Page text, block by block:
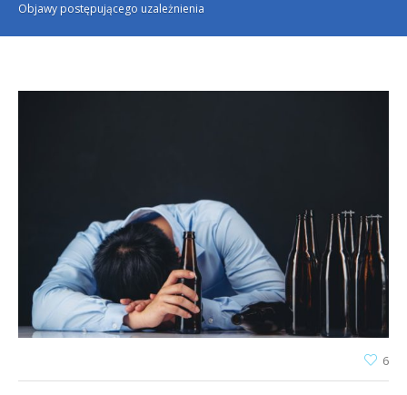
Objawy postępującego uzależnienia
6